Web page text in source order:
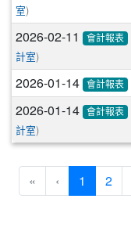
室)
2026-02-11 會計報表
計室)
2026-01-14 會計報表
2026-01-14 會計報表
計室)
« ‹ 1 (current)
2